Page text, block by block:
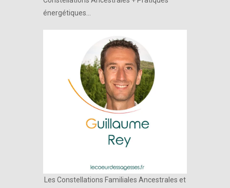
énergétiques…
Les Constellations Familiales Ancestrales et